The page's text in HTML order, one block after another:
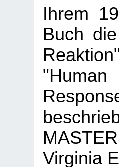
Ihrem
Buch
Virginia